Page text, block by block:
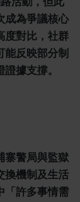
成為爭議核心
度對比，社群
能反映部分制
據支撐。
寨警局與監獄
換機制及生活
「許多事情需